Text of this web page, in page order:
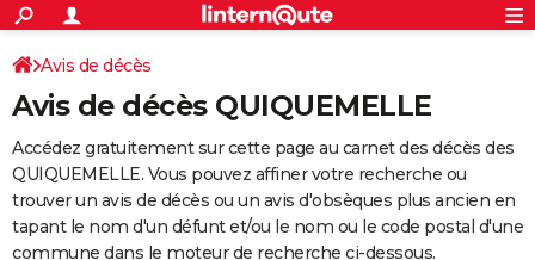
ACTUALITÉS
Politique
Société
Faits Divers
Education
Monde
Villes
+
SPORT
Coupe du monde 2026
Football
Tennis
Cyclisme
Rugby
Forum
Programme TV
TNT
Streaming
Cinéma
Sorties cinéma
Musique
+
FINANCE
Retraite
Epargne
Immobilier
Risques naturels par ville
Assurance
AUTO
Avis de décès
Avis de décès QUIQUEMELLE
Accédez gratuitement sur cette page au carnet des décès des
QUIQUEMELLE. Vous pouvez affiner votre recherche ou
trouver un avis de décès ou un avis d'obsèques plus ancien en
tapant le nom d'un défunt et/ou le nom ou le code postal d'une
commune dans le moteur de recherche ci-dessous.